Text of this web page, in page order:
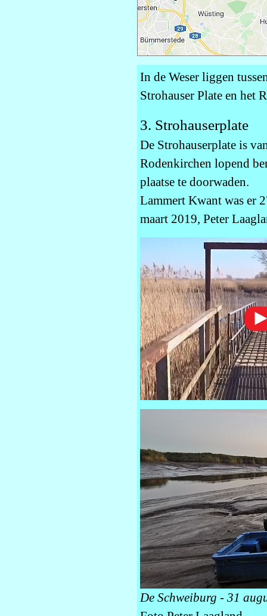
In de Weser liggen
Strohauser Plate en het
3. Strohauserplate
De Strohauserplate is
Rodenkirchen lopend
plaatse te doorwaden.
Lammert Kwant was er
maart 2019, Peter
De Schweiburg - 31